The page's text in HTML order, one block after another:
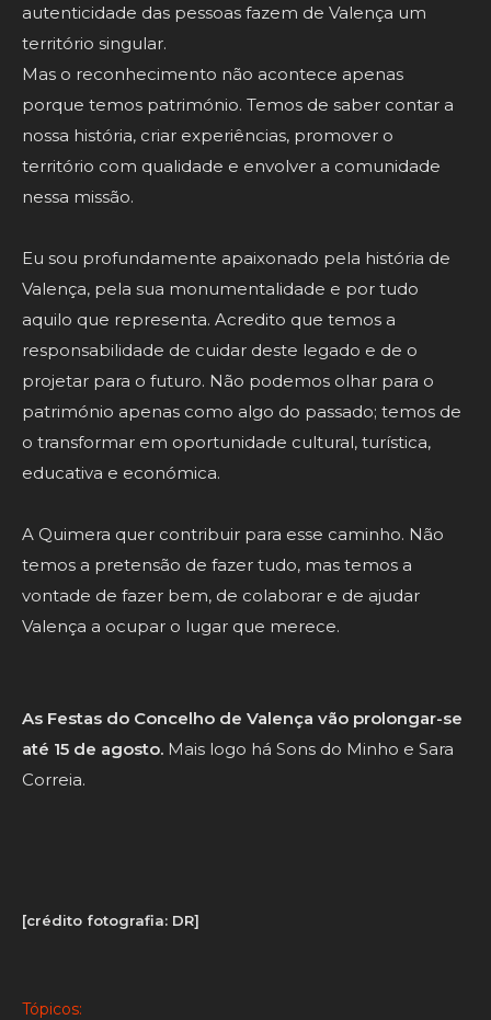
autenticidade das pessoas fazem de Valença um
território singular.
Mas o reconhecimento não acontece apenas
porque temos património. Temos de saber contar a
nossa história, criar experiências, promover o
território com qualidade e envolver a comunidade
nessa missão.
Eu sou profundamente apaixonado pela história de
Valença, pela sua monumentalidade e por tudo
aquilo que representa. Acredito que temos a
responsabilidade de cuidar deste legado e de o
projetar para o futuro. Não podemos olhar para o
património apenas como algo do passado; temos de
o transformar em oportunidade cultural, turística,
educativa e económica.
A Quimera quer contribuir para esse caminho. Não
temos a pretensão de fazer tudo, mas temos a
vontade de fazer bem, de colaborar e de ajudar
Valença a ocupar o lugar que merece.
As Festas do Concelho de Valença vão prolongar-se
até 15 de agosto. Mais logo há Sons do Minho e Sara
Correia.
[crédito fotografia: DR]
Tópicos: